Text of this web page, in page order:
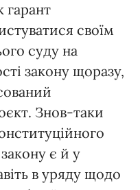
гарант
своїм
суду на
закону щоразу,
Знов-таки
є й у
в уряду щодо